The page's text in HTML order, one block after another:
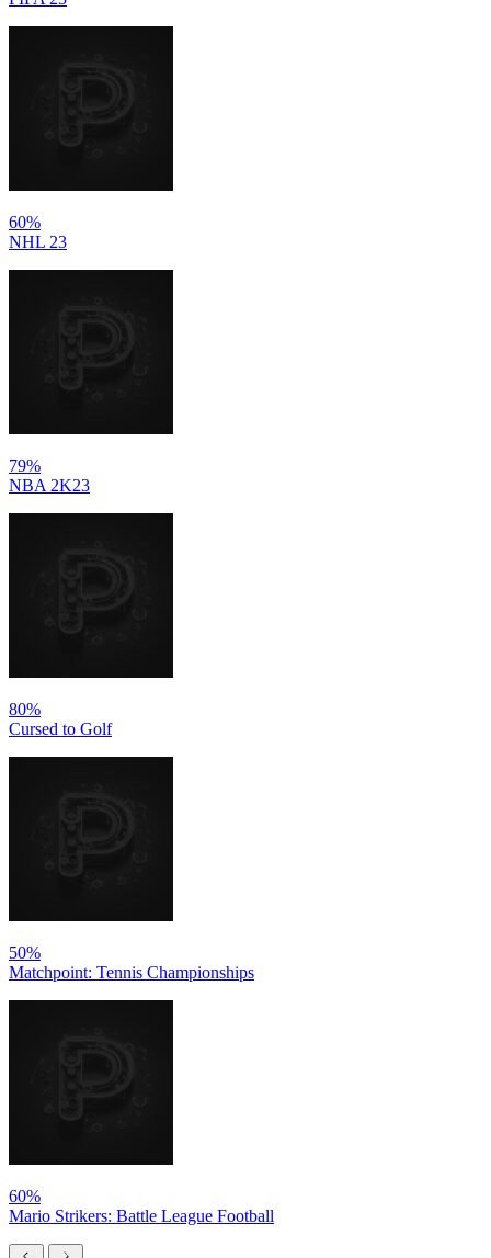
60%
NHL 23
79%
NBA 2K23
80%
Cursed to Golf
50%
Matchpoint: Tennis Championships
60%
Mario Strikers: Battle League Football